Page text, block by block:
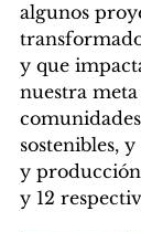
algunos
y que
nuestra
sostenibles,
y producción
y 12